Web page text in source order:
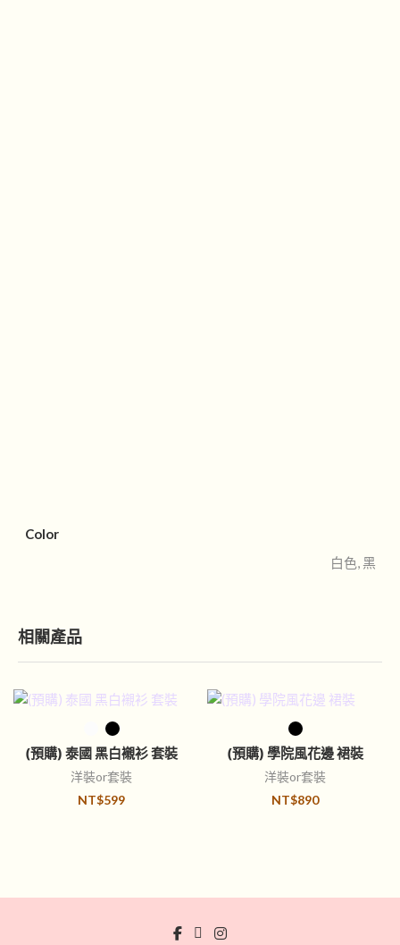
Color
白色, 黑
相關產品
選擇規格
(預購) 泰國 黑白襯衫 套裝
洋裝or套裝
NT$599
選擇規格
(預購) 學院風花邊 裙裝
洋裝or套裝
NT$890